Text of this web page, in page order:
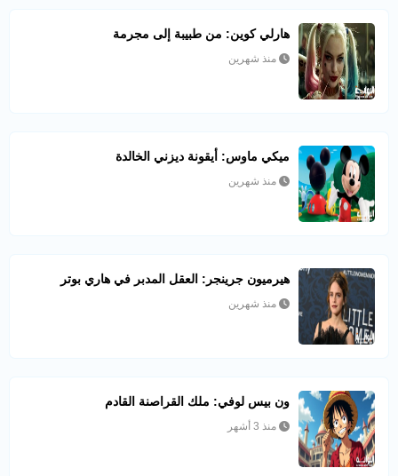
هارلي كوين: من طبيبة إلى مجرمة
منذ شهرين
ميكي ماوس: أيقونة ديزني الخالدة
منذ شهرين
هيرميون جرينجر: العقل المدبر في هاري بوتر
منذ شهرين
ون بيس لوفي: ملك القراصنة القادم
منذ 3 أشهر